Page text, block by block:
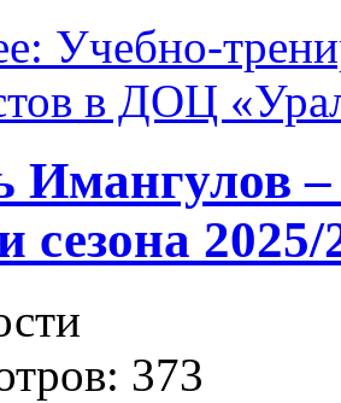
Учебно-
в ДОЦ
–
сезона 2025/
373